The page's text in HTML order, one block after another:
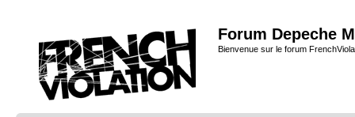
Forum Depeche
Bienvenue sur le forum